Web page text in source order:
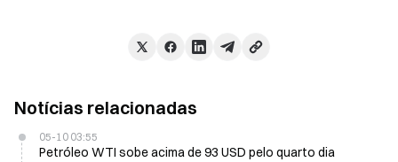
Notícias relacionadas
05-10 03:55
Petróleo WTI sobe acima de 93 USD pelo quarto dia